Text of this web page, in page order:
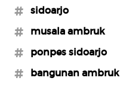
#sidoarjo
#musala ambruk
#ponpes sidoarjo
#bangunan ambruk